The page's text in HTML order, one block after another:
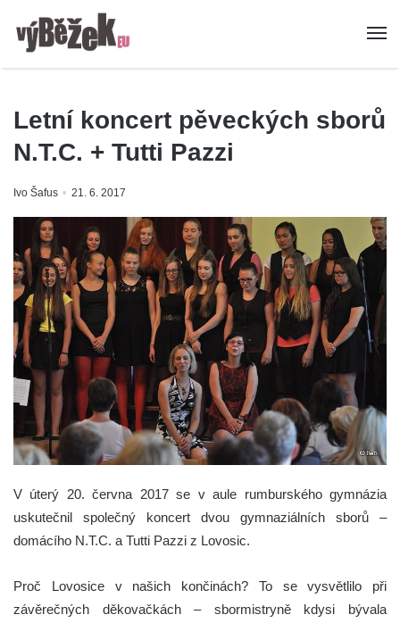
Letní koncert pěveckých sborů
N.T.C. + Tutti Pazzi
Ivo Šafus 21. 6. 2017
V úterý 20. června 2017 se v aule rumburského gymnázia
uskutečnil společný koncert dvou gymnaziálních sborů –
domácího N.T.C. a Tutti Pazzi z Lovosic.
Proč Lovosice v našich končinách? To se vysvětlilo při
závěrečných děkovačkách – sbormistryně kdysi bývala